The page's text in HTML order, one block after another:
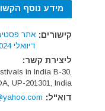
מידע נוסף
קישורים: אתר
דיוואלי 2024
ליצירת קשר:
in India B-30,
UP-201301, India
דוא"ל: